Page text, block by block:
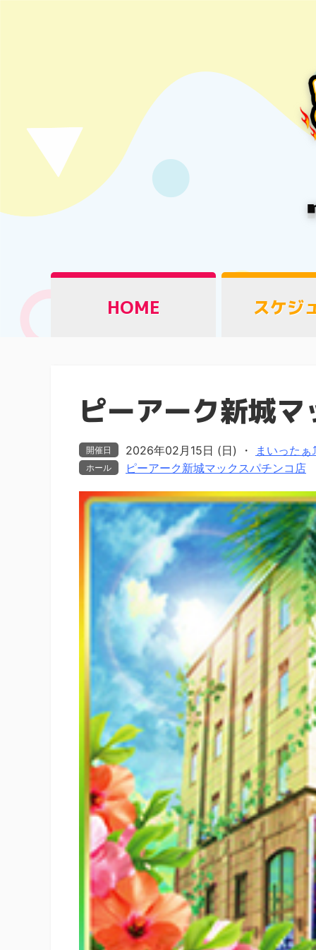
HOME スケジ
ピーアーク新城
開催日 2026年02月15日 (日) ・ まいったぁ
ホール ピーアーク新城マックスパチンコ店